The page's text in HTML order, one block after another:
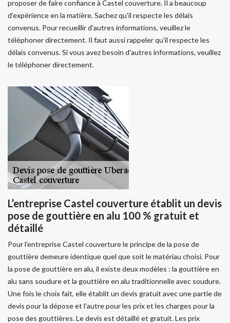
proposer de faire confiance à Castel couverture. Il a beaucoup
d'expérience en la matière. Sachez qu'il respecte les délais
convenus. Pour recueillir d'autres informations, veuillez le
téléphoner directement. Il faut aussi rappeler qu'il respecte les
délais convenus. Si vous avez besoin d'autres informations, veuillez
le téléphoner directement.
L’entreprise Castel couverture établit un devis
pose de gouttière en alu 100 % gratuit et
détaillé
Pour l’entreprise Castel couverture le principe de la pose de
gouttière demeure identique quel que soit le matériau choisi. Pour
la pose de gouttière en alu, il existe deux modèles : la gouttière en
alu sans soudure et la gouttière en alu traditionnelle avec soudure.
Une fois le choix fait, elle établit un devis gratuit avec une partie de
devis pour la dépose et l’autre pour les prix et les charges pour la
pose des gouttières. Le devis est détaillé et gratuit. Les prix